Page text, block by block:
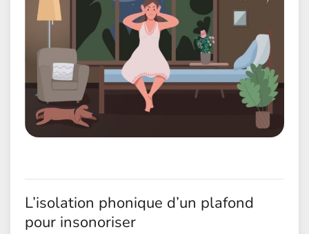
L’isolation phonique d’un plafond
pour insonoriser